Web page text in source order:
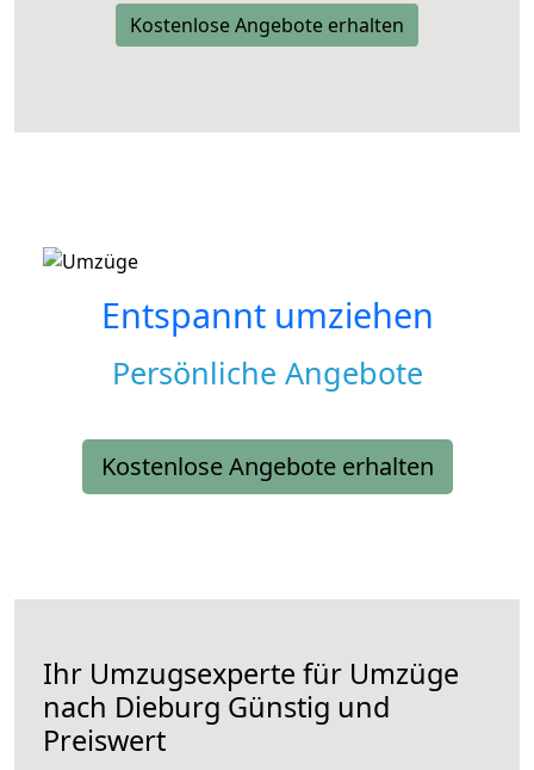
Kostenlose Angebote erhalten
Entspannt umziehen
Persönliche Angebote
Kostenlose Angebote erhalten
Ihr Umzugsexperte für Umzüge
nach Dieburg Günstig und
Preiswert